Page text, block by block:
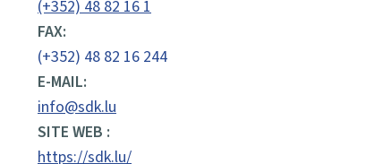
(+352) 48 82 16 1
FAX:
(+352) 48 82 16 244
E-MAIL:
info@sdk.lu
SITE WEB :
https://sdk.lu/